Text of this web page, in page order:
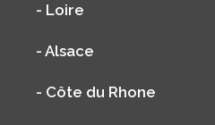
- Loire
- Alsace
- Côte du Rhone